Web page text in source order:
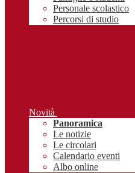
Personale scolastico
Percorsi di studio
Novità
Panoramica
Le notizie
Le circolari
Calendario eventi
Albo online